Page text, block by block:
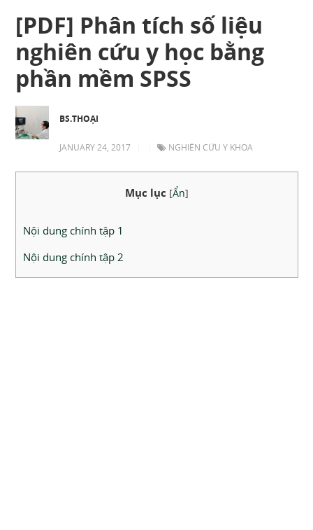
[PDF] Phân tích số liệu
nghiên cứu y học bằng
phần mềm SPSS
BS.THOẠI
JANUARY 24, 2017 NGHIÊN CỨU Y KHOA
Mục lục [Ẩn]
Nội dung chính tập 1
Nội dung chính tập 2